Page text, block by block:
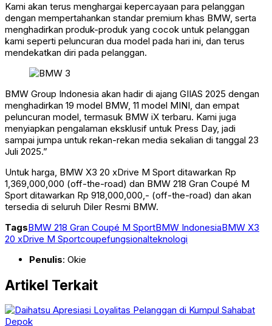
Kami akan terus menghargai kepercayaan para pelanggan
dengan mempertahankan standar premium khas BMW, serta
menghadirkan produk-produk yang cocok untuk pelanggan
kami seperti peluncuran dua model pada hari ini, dan terus
mendekatkan diri pada pelanggan.
BMW Group Indonesia akan hadir di ajang GIIAS 2025 dengan
menghadirkan 19 model BMW, 11 model MINI, dan empat
peluncuran model, termasuk BMW iX terbaru. Kami juga
menyiapkan pengalaman eksklusif untuk Press Day, jadi
sampai jumpa untuk rekan-rekan media sekalian di tanggal 23
Juli 2025.”
Untuk harga, BMW X3 20 xDrive M Sport ditawarkan Rp
1,369,000,000 (off-the-road) dan BMW 218 Gran Coupé M
Sport ditawarkan Rp 918,000,000,- (off-the-road) dan akan
tersedia di seluruh Diler Resmi BMW.
TagsBMW 218 Gran Coupé M SportBMW IndonesiaBMW X3
20 xDrive M Sportcoupefungsionalteknologi
Penulis: Okie
Artikel Terkait